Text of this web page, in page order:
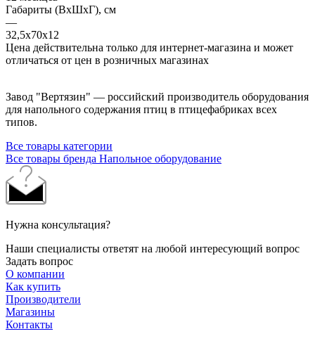
Габариты (ВхШхГ), см
—
32,5х70х12
Цена действительна только для интернет-магазина и может
отличаться от цен в розничных магазинах
Завод "Вертязин" — российский производитель оборудования
для напольного содержания птиц в птицефабриках всех
типов.
Все товары категории
Все товары бренда Напольное оборудование
Нужна консультация?
Наши специалисты ответят на любой интересующий вопрос
Задать вопрос
О компании
Как купить
Производители
Магазины
Контакты